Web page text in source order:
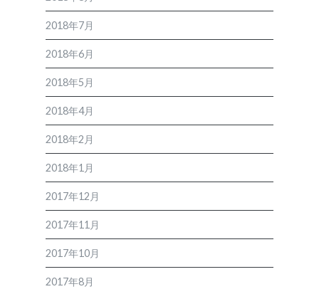
2018年7月
2018年6月
2018年5月
2018年4月
2018年2月
2018年1月
2017年12月
2017年11月
2017年10月
2017年8月